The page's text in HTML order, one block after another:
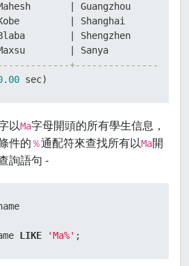
Guangzhou
Shanghai
Shengzhen
Sanya
+-----------------
sec)
以Ma字母開頭的所有學生信息，
件的％通配符來查找所有以Ma開
詢語句 -
LIKE 'Ma%' ;